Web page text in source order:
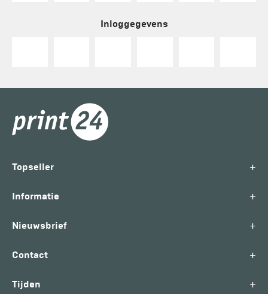
Inloggegevens
Topseller +
Informatie +
Nieuwsbrief +
Contact +
Tijden +